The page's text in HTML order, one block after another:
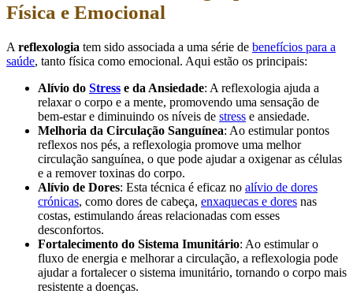
Física e Emocional
A reflexologia tem sido associada a uma série de benefícios para a
saúde, tanto física como emocional. Aqui estão os principais:
Alívio do Stress e da Ansiedade: A reflexologia ajuda a
relaxar o corpo e a mente, promovendo uma sensação de
bem-estar e diminuindo os níveis de stress e ansiedade.
Melhoria da Circulação Sanguínea: Ao estimular pontos
reflexos nos pés, a reflexologia promove uma melhor
circulação sanguínea, o que pode ajudar a oxigenar as células
e a remover toxinas do corpo.
Alívio de Dores: Esta técnica é eficaz no alívio de dores
crónicas, como dores de cabeça, enxaquecas e dores nas
costas, estimulando áreas relacionadas com esses
desconfortos.
Fortalecimento do Sistema Imunitário: Ao estimular o
fluxo de energia e melhorar a circulação, a reflexologia pode
ajudar a fortalecer o sistema imunitário, tornando o corpo mais
resistente a doenças.